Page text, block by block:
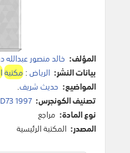
المؤلف: خالد منصور عبدالله
بيانات النشر: الرياض:مكتبة
المواضيع: حديث شريف.
تصنيف الكونجرس: 1997
نوع المادة: مراجع
المصدر: المكتبة الرئيسية